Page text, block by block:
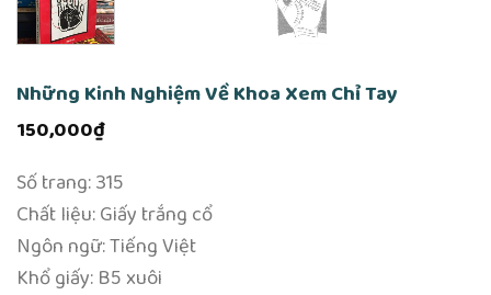
Những Kinh Nghiệm Về Khoa Xem Chỉ Tay
150,000₫
Số trang: 315
Chất liệu: Giấy trắng cổ
Ngôn ngữ: Tiếng Việt
Khổ giấy: B5 xuôi